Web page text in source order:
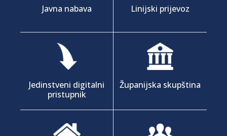
Javna nabava Linijski prijevoz
Jedinstveni digitalni
pristupnik
Županijska skupština